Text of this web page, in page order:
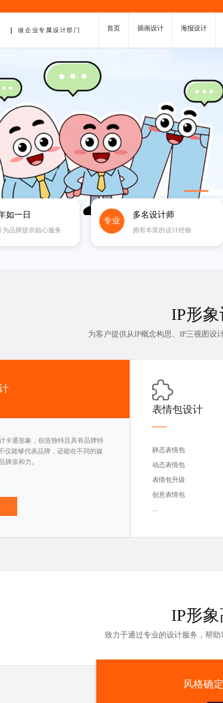
做企业专属设计部门 首页 插画设计 海报设计
如一日
为品牌提供贴心服务
专业
多名设计师
拥有丰富的设计经验
IP形
为客户提供从IP概念构思、 IP三视图设
卡通形象，创造独特且具有品牌特
仅能够代表品牌，还能在不同的媒
牌亲和力。
表情包设计
静态表情包
动态表情包
表情包升级
创意表情包
...
IP形
致力于通过专业的设计服务，帮
风格确